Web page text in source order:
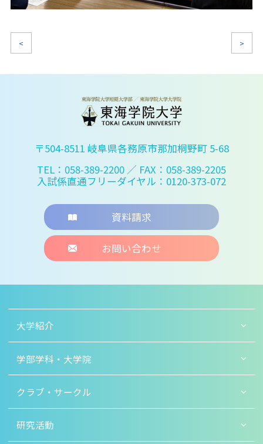
< >
〒504-8511 岐阜県各務原市那加桐野町 5-68
TEL：058-389-2200 ／ FAX：058-389-2205
入試係直通フリーダイヤル：0120-373-072
資料請求
お問い合わせ
大学紹介
学部学科・大学院
クラブ・サークル
研究活動